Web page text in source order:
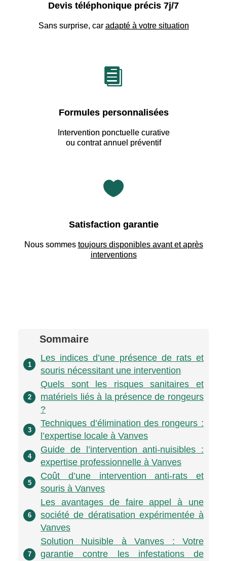
Devis téléphonique précis 7j/7
Sans surprise, car adapté à votre situation

Formules personnalisées
Intervention ponctuelle curative
ou contrat annuel préventif

Satisfaction garantie
Nous sommes toujours disponibles avant et après
interventions
Sommaire
1
Les indices d’une présence de rats et
souris nécessitant une intervention
2
Quels sont les risques sanitaires et
matériels liés à la présence de rongeurs
?
3
Techniques d’élimination des rongeurs :
l’expertise locale à Vanves
4
Guide de l’intervention anti-nuisibles :
expertise professionnelle à Vanves
5
Coût d’une intervention anti-rats et
souris à Vanves
6
Les avantages de faire appel à une
société de dératisation expérimentée à
Vanves
7
Solution Nuisible à Vanves : Votre
garantie contre les infestations de